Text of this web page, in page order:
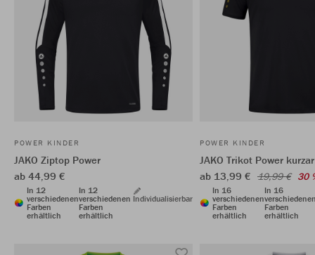
POWER KINDER
JAKO Ziptop Power
ab 44,99 €
In 12
verschiedenen
Farben
erhältlich
In 12
verschiedenen
Farben
erhältlich
Individualisierbar
POWER KINDER
JAKO Trikot Power
ab 13,99 € 19,99 € 30
In 16
verschiedenen
Farben
erhältlich
In 16
Farben
erhältlich